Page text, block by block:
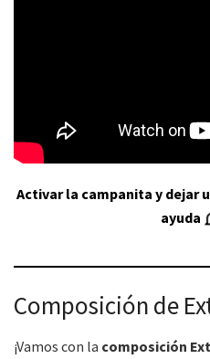
Activar la campanita y dejar
ayuda
Composición de
¡Vamos con la composición